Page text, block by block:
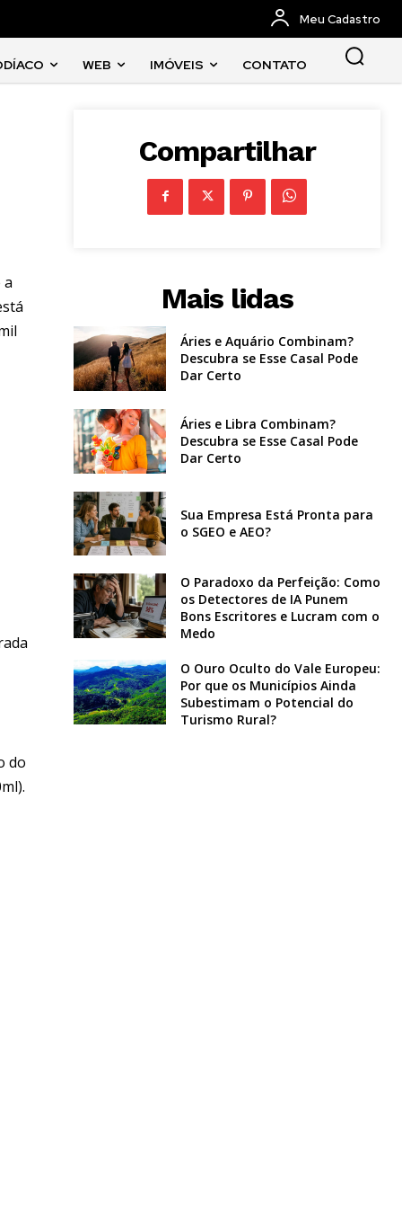
Meu Cadastro
WEB IMÓVEIS CONTATO
a
do
Compartilhar
Mais lidas
Áries e Aquário Combinam?
Descubra se Esse Casal Pode
Dar Certo
Áries e Libra Combinam?
Descubra se Esse Casal Pode
Dar Certo
Sua Empresa Está Pronta para
o SGEO e AEO?
O Paradoxo da Perfeição: Como
os Detectores de IA Punem
Bons Escritores e Lucram com o
Medo
O Ouro Oculto do Vale Europeu:
Por que os Municípios Ainda
Subestimam o Potencial do
Turismo Rural?